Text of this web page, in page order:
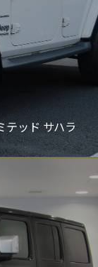
テッド サハラ